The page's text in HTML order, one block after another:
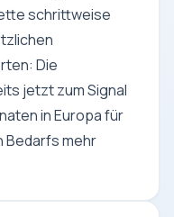
schrittweise
Die
jetzt zum Signal
in Europa für
Bedarfs mehr